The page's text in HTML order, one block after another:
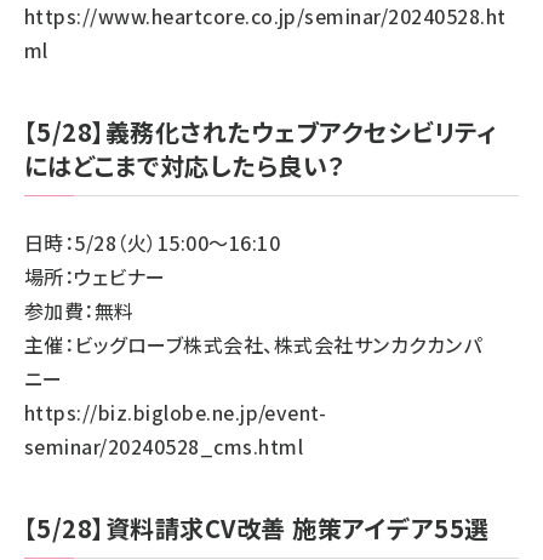
https://www.heartcore.co.jp/seminar/20240528.ht
ml
【5/28】義務化されたウェブアクセシビリティ
にはどこまで対応したら良い？
日時：5/28（火）15:00～16:10
場所：ウェビナー
参加費：無料
主催：ビッグローブ株式会社、株式会社サンカクカンパ
ニー
https://biz.biglobe.ne.jp/event-
seminar/20240528_cms.html
【5/28】資料請求CV改善 施策アイデア55選